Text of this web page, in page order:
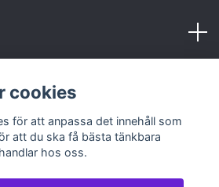
cookies
för att anpassa det innehåll som
att du ska få bästa tänkbara
hos oss.